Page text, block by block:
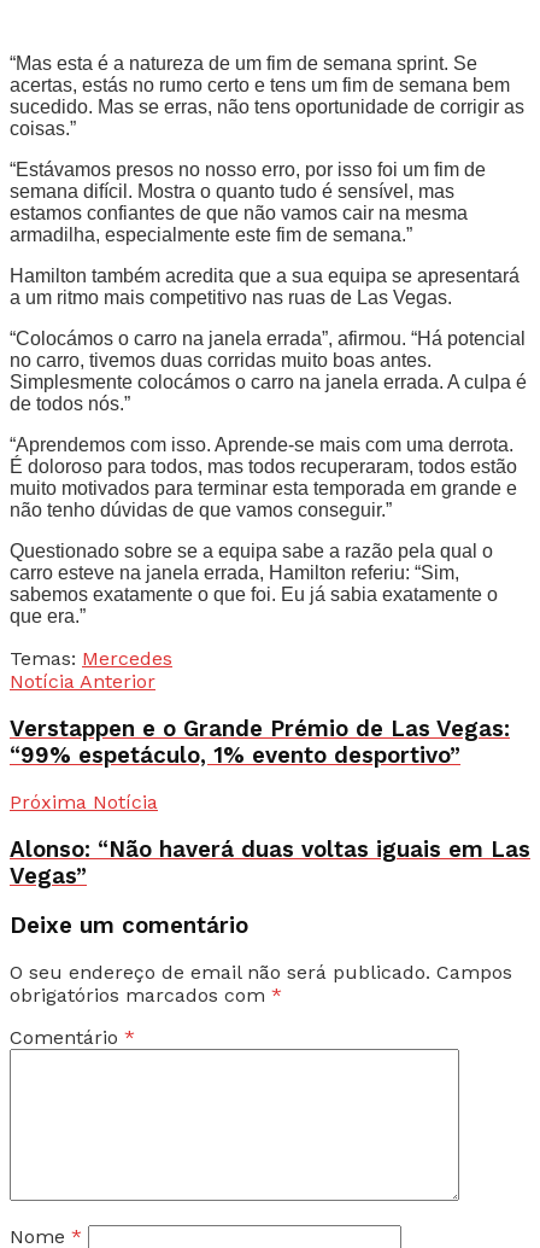
“Mas esta é a natureza de um fim de semana sprint. Se
acertas, estás no rumo certo e tens um fim de semana bem
sucedido. Mas se erras, não tens oportunidade de corrigir as
coisas.”
“Estávamos presos no nosso erro, por isso foi um fim de
semana difícil. Mostra o quanto tudo é sensível, mas
estamos confiantes de que não vamos cair na mesma
armadilha, especialmente este fim de semana.”
Hamilton também acredita que a sua equipa se apresentará
a um ritmo mais competitivo nas ruas de Las Vegas.
“Colocámos o carro na janela errada”, afirmou. “Há potencial
no carro, tivemos duas corridas muito boas antes.
Simplesmente colocámos o carro na janela errada. A culpa é
de todos nós.”
“Aprendemos com isso. Aprende-se mais com uma derrota.
É doloroso para todos, mas todos recuperaram, todos estão
muito motivados para terminar esta temporada em grande e
não tenho dúvidas de que vamos conseguir.”
Questionado sobre se a equipa sabe a razão pela qual o
carro esteve na janela errada, Hamilton referiu: “Sim,
sabemos exatamente o que foi. Eu já sabia exatamente o
que era.”
Temas: Mercedes
Notícia Anterior
Verstappen e o Grande Prémio de Las Vegas:
“99% espetáculo, 1% evento desportivo”
Próxima Notícia
Alonso: “Não haverá duas voltas iguais em Las
Vegas”
Deixe um comentário
O seu endereço de email não será publicado. Campos
obrigatórios marcados com *
Comentário *
Nome *